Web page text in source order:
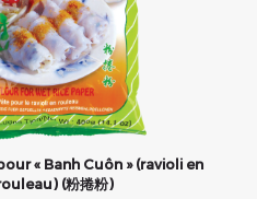
« Banh Cuôn » (ravioli en
(粉捲粉)